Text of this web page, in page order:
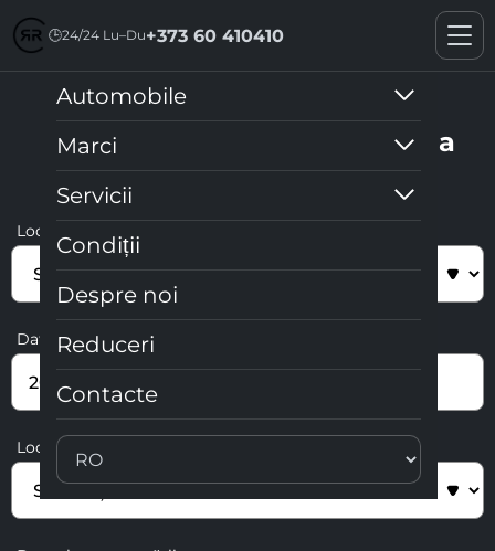
🕒24/24 Lu–Du+373 60 410410
Automobile
Marci
Servicii
Condiții
Despre noi
Reduceri
Contacte
Selectați criteriile de căutare a
mașinii
Locul preluării automobilului
Data și ora comenzii
Locul returnării automobilului